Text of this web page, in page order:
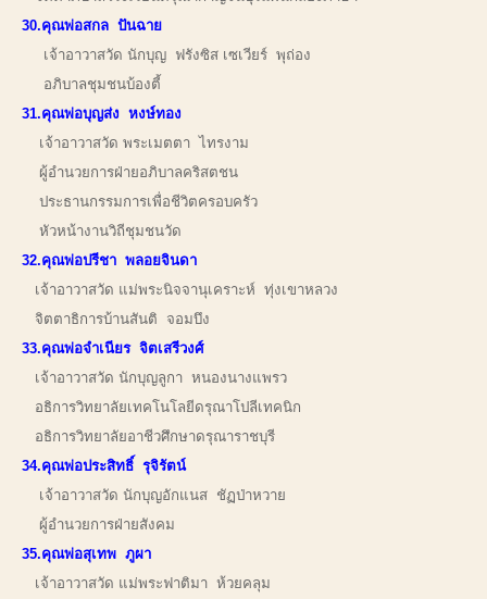
30.คุณพ่อสกล ปันฉาย
เจ้าอาวาสวัด นักบุญ ฟรังซิส เซเวียร์ พุถ่อง
อภิบาลชุมชนบ้องตี้
31.คุณพ่อบุญส่ง หงษ์ทอง
เจ้าอาวาสวัด พระเมตตา ไทรงาม
ผู้อำนวยการฝ่ายอภิบาลคริสตชน
ประธานกรรมการเพื่อชีวิตครอบครัว
หัวหน้างานวิถีชุมชนวัด
32.คุณพ่อปรีชา พลอยจินดา
เจ้าอาวาสวัด แม่พระนิจจานุเคราะห์ ทุ่งเขาหลวง
จิตตาธิการบ้านสันติ จอมบึง
33.คุณพ่อจำเนียร จิตเสรีวงศ์
เจ้าอาวาสวัด นักบุญลูกา หนองนางแพรว
อธิการวิทยาลัยเทคโนโลยีดรุณาโปลีเทคนิก
อธิการวิทยาลัยอาชีวศึกษาดรุณาราชบุรี
34.คุณพ่อประสิทธิ์ รุจิรัตน์
เจ้าอาวาสวัด นักบุญอักแนส ชัฏป่าหวาย
ผู้อำนวยการฝ่ายสังคม
35.คุณพ่อสุเทพ ภูผา
เจ้าอาวาสวัด แม่พระฟาติมา ห้วยคลุม